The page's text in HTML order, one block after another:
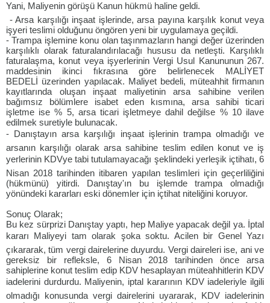
Yani, Maliyenin görüşü Kanun hükmü haline geldi.
- Arsa karşılığı inşaat işlerinde, arsa payına karşılık konut veya
işyeri teslimi olduğunu öngören yeni bir uygulamaya geçildi.
- Trampa işlemine konu olan taşınmazların hangi değer üzerinden
karşılıklı olarak faturalandırılacağı hususu da netleşti. Karşılıklı
faturalaşma, konut veya işyerlerinin Vergi Usul Kanununun 267.
maddesinin ikinci fıkrasına göre belirlenecek MALİYET
BEDELİ üzerinden yapılacak. Maliyet bedeli, müteahhit firmanın
kayıtlarında oluşan inşaat maliyetinin arsa sahibine verilen
bağımsız bölümlere isabet eden kısmına, arsa sahibi ticari
işletme ise % 5, arsa ticari işletmeye dahil değilse % 10 ilave
edilmek suretiyle bulunacak.
- Danıştayın arsa karşılığı inşaat işlerinin trampa olmadığı ve
arsanın karşılığı olarak arsa sahibine teslim edilen konut ve iş
yerlerinin KDVye tabi tutulamayacağı şeklindeki yerleşik içtihatı, 6
Nisan 2018 tarihinden itibaren yapılan teslimleri için geçerliliğini
(hükmünü) yitirdi. Danıştay'ın bu işlemde trampa olmadığı
yönündeki kararları eski dönemler için içtihat niteliğini koruyor.
Sonuç Olarak;
Bu kez sürprizi Danıştay yaptı, hep Maliye yapacak değil ya. İptal
kararı Maliyeyi tam olarak şoka soktu. Acilen bir Genel Yazı
çıkararak, tüm vergi dairelerine duyurdu. Vergi daireleri ise, ani ve
gereksiz bir refleksle, 6 Nisan 2018 tarihinden önce arsa
sahiplerine konut teslim edip KDV hesaplayan müteahhitlerin KDV
iadelerini durdurdu. Maliyenin, iptal kararının KDV iadeleriyle ilgili
olmadığı konusunda vergi dairelerini uyararak, KDV iadelerinin